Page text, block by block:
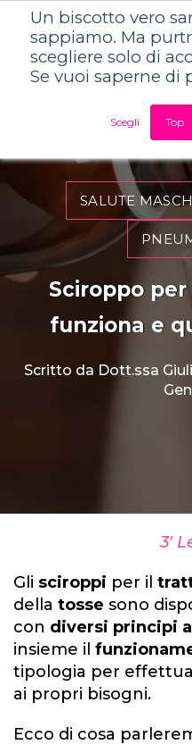
Un biscotto vero
sappiamo. Ma
scegliere solo di
Se vuoi saperne di
Scegli Top
SALUTE
Sciroppo
funziona e
Scritto da Dott.ssa
3'
Gli sciroppi per il
della tosse sono
con diversi principi
insieme il
tipologia per
ai propri bisogni.
Ecco di cosa